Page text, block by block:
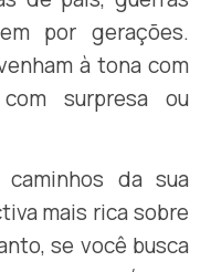
por gerações.
à tona com
surpresa ou
da sua
mais rica sobre
se você busca